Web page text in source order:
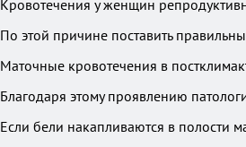
Кровотечения у женщин
По этой причине поставить
Маточные кровотечения в
Благодаря этому проявлению
Если бели накапливаются в полости